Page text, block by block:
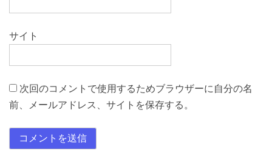
サイト
次回のコメントで使用するためブラウザーに自分の名
前、メールアドレス、サイトを保存する。